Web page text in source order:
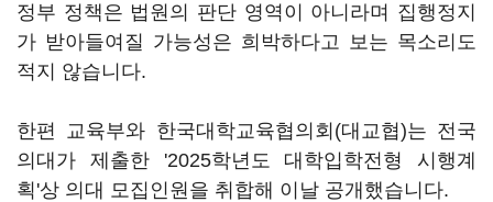
정부 정책은 법원의 판단 영역이 아니라며 집행정지
가 받아들여질 가능성은 희박하다고 보는 목소리도
적지 않습니다.
한편 교육부와 한국대학교육협의회(대교협)는 전국
의대가 제출한 '2025학년도 대학입학전형 시행계
획'상 의대 모집인원을 취합해 이날 공개했습니다.